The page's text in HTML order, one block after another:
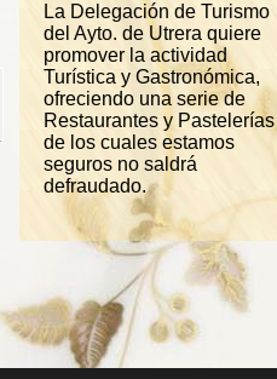
La Delegación de Turismo
del Ayto. de Utrera quiere
promover la actividad
Turística y Gastronómica,
ofreciendo una serie de
Restaurantes y Pastelerías
de los cuales estamos
seguros no saldrá
defraudado.